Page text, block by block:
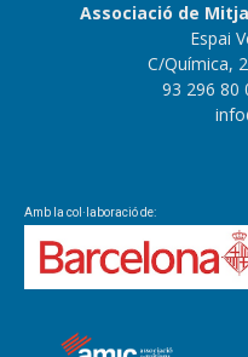
Associació de
Espai
C/Química,
93 296 80
Amb la col·laboració de: